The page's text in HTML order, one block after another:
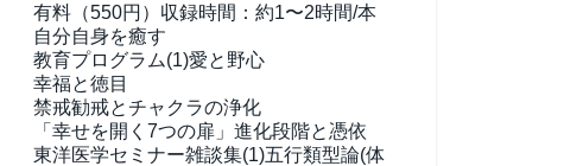
有料（550円） 収録時間：約1〜2時間/本
自分自身を癒す
教育プログラム(1)愛と野心
幸福と徳目
禁戒勧戒とチャクラの浄化
「幸せを開く7つの扉」進化段階と憑依
東洋医学セミナー雑談集(1)五行類型論(体